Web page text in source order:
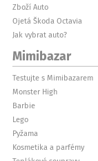
Zboží Auto
Ojetá Škoda Octavia
Jak vybrat auto?
Mimibazar
Testujte s Mimibazarem
Monster High
Barbie
Lego
Pyžama
Kosmetika a parfémy